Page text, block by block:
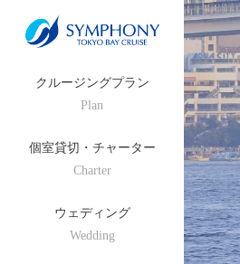
クルージングプラン
Plan
個室貸切・チャーター
Charter
ウェディング
Wedding